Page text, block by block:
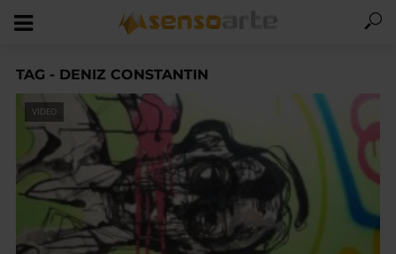
TAG - DENIZ CONSTANTIN
VIDEO